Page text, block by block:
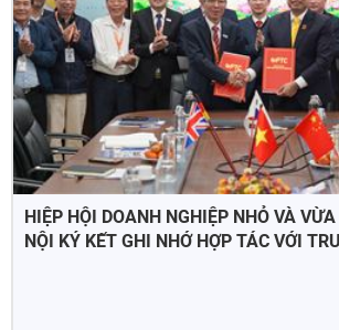
HIỆP HỘI DOANH NGHIỆP NHỎ VÀ
NỘI KÝ KẾT GHI NHỚ HỢP TÁC VỚI